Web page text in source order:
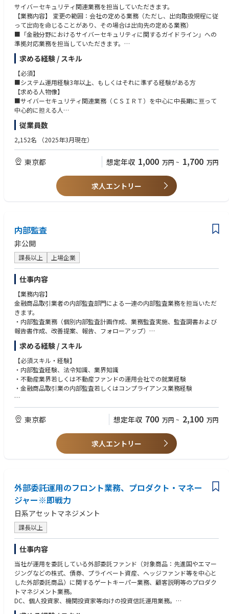
サイバーセキュリティ関連業務を担当していただきます。
【業務内容】 変更の範囲：会社の定める業務（ただし、出向取扱規程に従
って出向を命じることがあり、その場合は出向先の定める業務）
■「金融分野におけるサイバーセキュリティに関するガイドライン」への
準拠対応業務を担当していただきます。
■MUFGグループ共通のサイバーセキュリティプロジェクト対応業務を担
当していただきます。主なタスクは以下のようなものになります。
・サイバーセキュリティに係るルール整備関連業務
・システムリスク評価フレームワーク適用関連業務
・情報資産台帳・暗号インベントリ作成関連業務
・脅威インテリジェンス関連業務
・ＴＬＰＴ関連業務
・サイバーセキュリティに係る人材育成関連業務
・アカウント統合管理関連業務
・ＤＤｏＳ対策関連業務
・脅威ハンティング関連業務
・サードパーティにおけるサイバーセキュリティリスク管理強化関連業務
・構成管理機能（ＣＭＤＢ）構築関連業務
求める経験 / スキル
【必須】
■システム運用経験3年以上、もしくはそれに準ずる経験がある方
【求める人物像】
■サイバーセキュリティ関連業務（ＣＳＩＲＴ）を中心に中長期に亘って
中心的に担える人
■サイバーセキュリティに関する興味や用語等の理解がある方
■他部室や関係会社等と良好な関係を築くことができ、コミュニケーショ
ンスキルが高い方
従業員数
2,152名 （2025年3月現在）
東京都 想定年収 1,000 万円 ~ 1,700 万円
求人エントリー
内部監査
非公開
課長以上 上場企業
仕事内容
【業務内容】
金融商品取引業者の内部監査部門による一連の内部監査業務を担当いただ
きます。
・内部監査業務（個別内部監査計画作成、業務監査実施、監査調書および
報告書作成、改善提案、報告、フォローアップ）
・内部統制報告制度（J-SOX）の整備、運用評価
・監査等委員、監査法人との三様監査
求める経験 / スキル
【必須スキル・経験】
・内部監査経験、法令知識、業界知識
・不動産業界若しくは不動産ファンドの運用会社での就業経験
・金融商品取引業の内部監査若しくはコンプライアンス業務経験
【歓迎スキル・経験】
・宅地建物取引士資格
・監査法人での会計監査経験
・事業会社での経理経験
東京都 想定年収 700 万円 ~ 2,100 万円
求人エントリー
外部委託運用のフロント業務、プロダクト・マネー
ジャー※即戦力
日系アセットマネジメント
課長以上
仕事内容
当社が運用を委託している外部委託ファンド（対象商品：先進国やエマー
ジングなどの株式、債券、プライベート資産、ヘッジファンド等を中心と
した外部委託商品）に関するゲートキーパー業務、顧客説明等のプロダク
トマネジメント業務。
DC、個人投資家、機関投資家等向けの投資信託運用業務。